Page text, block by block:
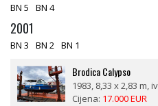
BN 5
BN 4
2001
BN 3 BN 2 BN 1
Brodica Calypso
1983, 8,33 x 2,83 m,
Cijena: 17.000 EUR